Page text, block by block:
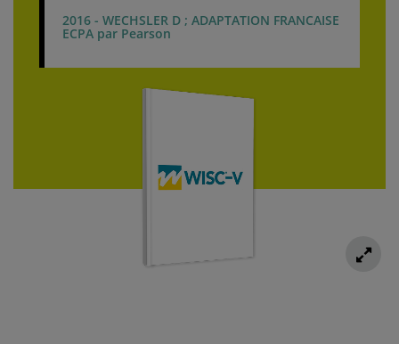
2016 - WECHSLER D ; ADAPTATION FRANCAISE
ECPA par Pearson